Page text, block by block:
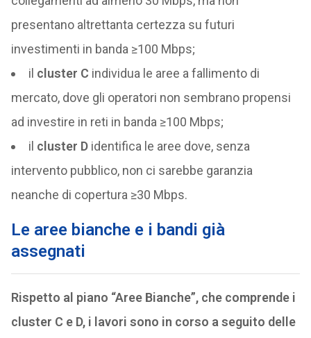
presentano altrettanta certezza su futuri
investimenti in banda ≥100 Mbps;
il cluster C individua le aree a fallimento di
mercato, dove gli operatori non sembrano propensi
ad investire in reti in banda ≥100 Mbps;
il cluster Didentifica le aree dove, senza
intervento pubblico, non ci sarebbe garanzia
neanche di copertura ≥30 Mbps.
Le aree bianche e i bandi già
assegnati
Rispetto al piano “Aree Bianche”, che comprende i
cluster C e D, i lavori sono in corso a seguito delle